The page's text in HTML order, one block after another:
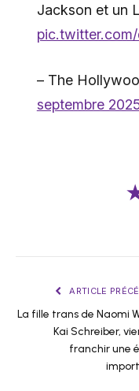
Jackson et un
– The
septembre
ARTICLE
La fille trans de Naomi
Kai Schreiber,
franchir une